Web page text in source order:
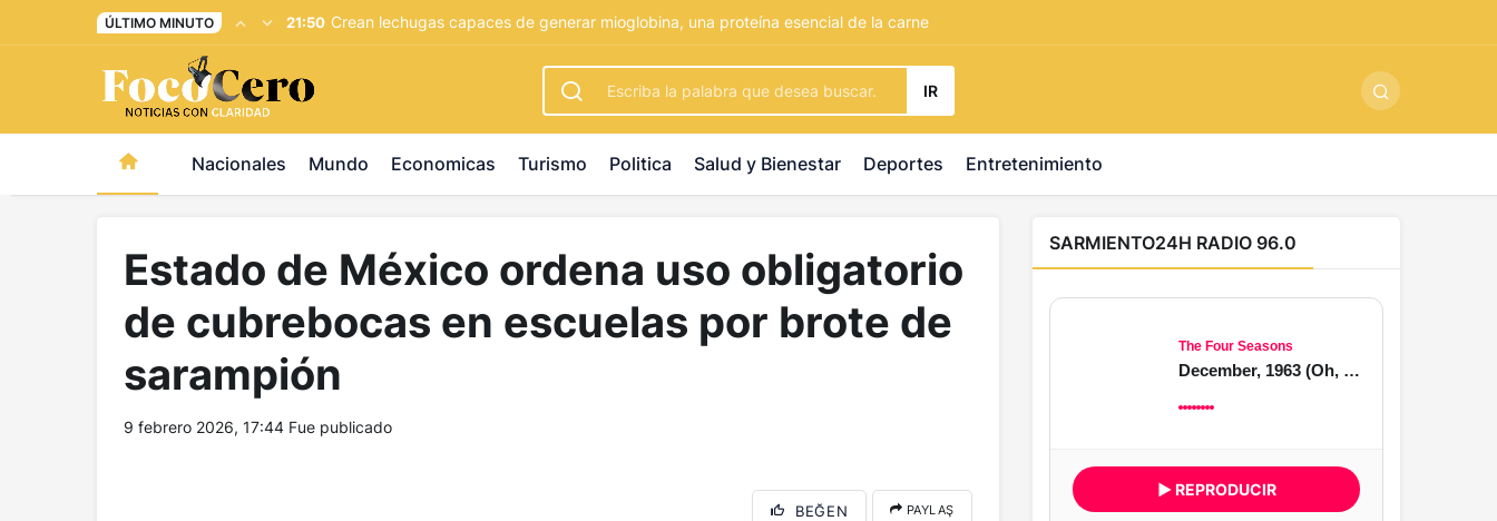
pusulabet giriş-trwin giriş levabet - vizebet giriş masterbetting palacebet1.com kralbet yeni giriş
ÚLTIMO MINUTO 21:50 Crean lechugas capaces de generar mioglobina, una proteína esencial de la carne
IR
Nacionales Mundo Economicas Turismo Politica Salud y Bienestar Deportes Entretenimiento
Estado de México ordena uso obligatorio
de cubrebocas en escuelas por brote de
sarampión
9 febrero 2026, 17:44 Fue publicado
BEĞEN PAYLAŞ
SARMIENTO24H RADIO 96.0
The Four Seasons
December, 1963 (Oh, What a Night)
▶ REPRODUCIR